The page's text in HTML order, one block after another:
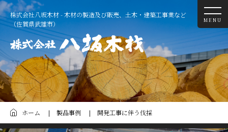
株式会社八坂木材 - 木材の製造及び販売、土木・建築工事業など
（佐賀県武雄市）
ホーム 製品事例 開発工事に伴う伐採
MENU